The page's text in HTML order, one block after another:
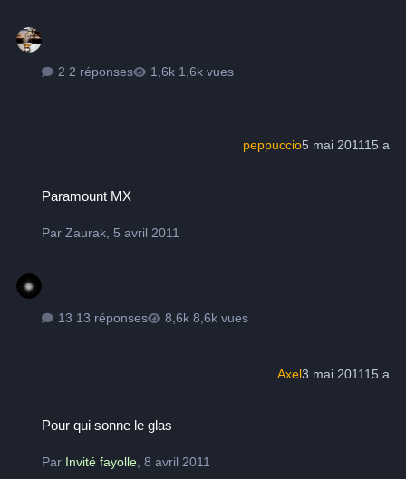
2 réponses 1,6k vues
peppuccio5 mai 201115 a
Paramount MX
ParZaurak, 5 avril 2011
13 réponses 8,6k vues
Axel3 mai 201115 a
Pour qui sonne le glas
Par Invité fayolle,8 avril 2011